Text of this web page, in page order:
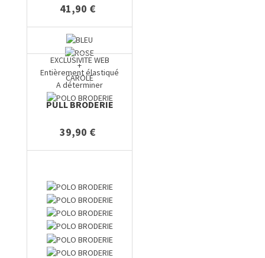
41,90 €
+
CAROLE
PULL BRODERIE
39,90 €
EXCLUSIVITE WEB
Entièrement élastiqué
A déterminer